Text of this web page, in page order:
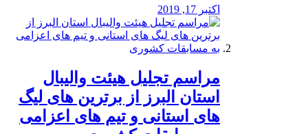
اکتبر 17, 2019
مراسم تجلیل هیئت والیبال
استان البرز از برترین های لیگ
های استانی و تیم های اعزامی